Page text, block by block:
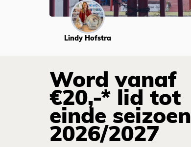
Lindy Hofstra
Word vanaf
€20,-* lid tot
einde seizoen
2026/2027